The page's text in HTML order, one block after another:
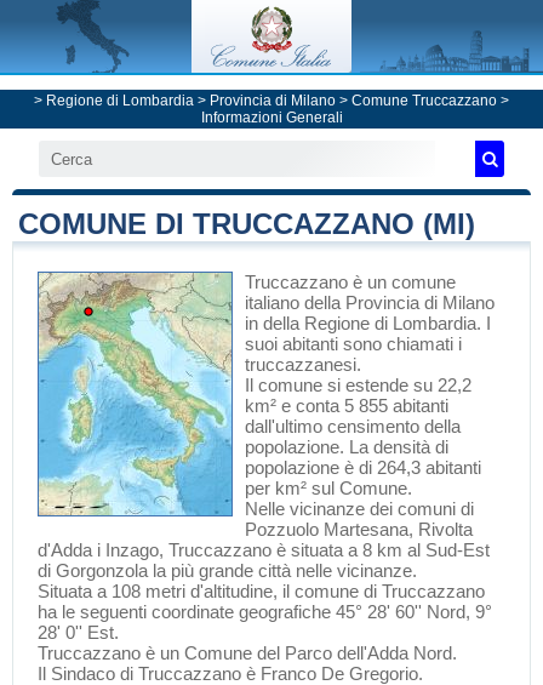
> Regione di Lombardia > Provincia di Milano > Comune Truccazzano >
Informazioni Generali
COMUNE DI TRUCCAZZANO (MI)
Truccazzano è un comune
italiano della Provincia di Milano
in della Regione di Lombardia. I
suoi abitanti sono chiamati i
truccazzanesi.
Il comune si estende su 22,2
km² e conta 5 855 abitanti
dall'ultimo censimento della
popolazione. La densità di
popolazione è di 264,3 abitanti
per km² sul Comune.
Nelle vicinanze dei comuni di
Pozzuolo Martesana, Rivolta
d'Adda i Inzago, Truccazzano è situata a 8 km al Sud-Est
di Gorgonzola la più grande città nelle vicinanze.
Situata a 108 metri d'altitudine, il comune di Truccazzano
ha le seguenti coordinate geografiche 45° 28' 60'' Nord, 9°
28' 0'' Est.
Truccazzano è un Comune del Parco dell'Adda Nord.
Il Sindaco di Truccazzano è Franco De Gregorio.